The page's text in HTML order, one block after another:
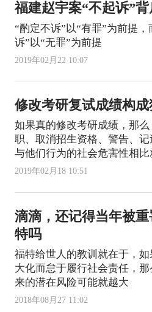
福建赵宇案“不起诉”背
“酌定不诉”以“有罪”为前提
诉”以“无罪”为前提
2019年02月22 10:07
修改考研复试成绩构
如果真的修改考研成绩，那
职、取消招生资格、警告、记
与他们行为的社会危害性相
2019年02月18 10:51
滴滴，还记得当年被
特吗
福特给世人的教训就在于，
大化而怠于履行社会责任，
来的潜在风险可能就越大
2018年08月27 11:02